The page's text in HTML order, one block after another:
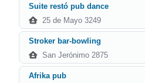
Suite restó pub dance
25 de Mayo 3249
Stroker bar-bowling
San Jerónimo 2875
Afrika pub